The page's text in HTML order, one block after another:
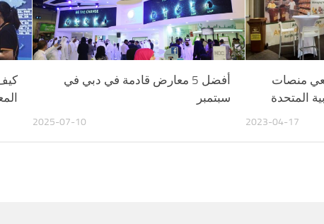
أفضل 5 معارض قادمة في دبي في
سبتمبر
2025-07-10
منصات
المتحدة
2023-04-17